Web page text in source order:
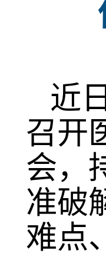
近
召开
会，
准破
难点